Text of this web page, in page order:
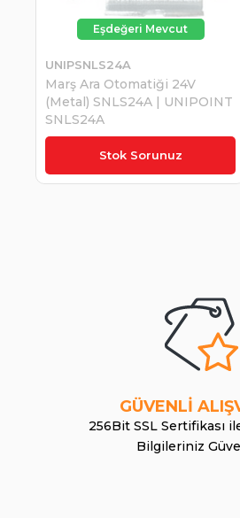
Stok Sorunuz
Marş Ara Otomatiği 24V
(Metal) SNLS24A | UNIPOINT
SNLS24A
UNIPSNLS24A
₺1.264,27
GÜVENLİ
256Bit SSL Sertifikası
Bilgileriniz